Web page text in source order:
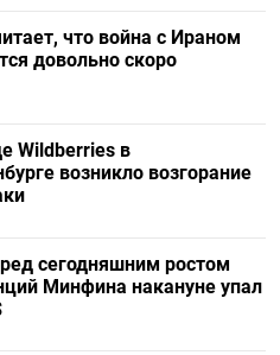
что война с Ираном
довольно скоро
Wildberries в
возникло возгорание
сегодняшним ростом
Минфина накануне упал